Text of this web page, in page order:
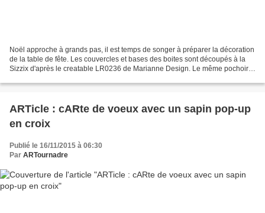
Noël approche à grands pas, il est temps de songer à préparer la décoration
de la table de fête. Les couvercles et bases des boites sont découpés à la
Sizzix d'après le creatable LR0236 de Marianne Design. Le même pochoir
ARTicle : cARte de voeux avec un sapin pop-up
en croix
Publié le 16/11/2015 à 06:30
Par ARTournadre